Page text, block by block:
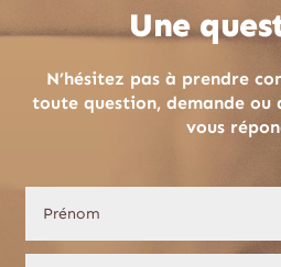
Une
N’hésitez pas à prendre
toute question, demande
vous